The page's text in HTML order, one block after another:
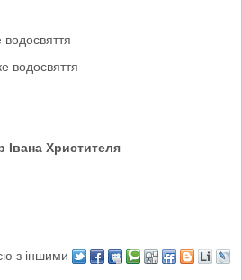
водосвяття
водосвяття
Івана Христителя
з іншими